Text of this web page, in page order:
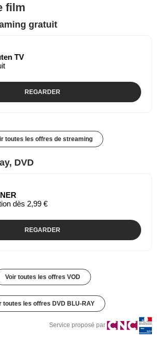
film
gratuit
TV
REGARDER
toutes les offres de streaming
DVD
dès 2,99 €
REGARDER
Voir toutes les offres VOD
toutes les offres DVD BLU-RAY
Service proposé par